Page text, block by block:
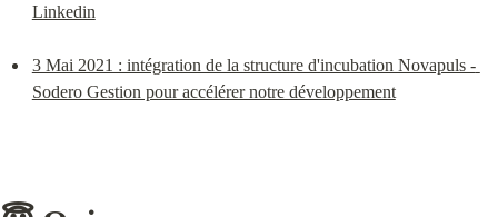
Linkedin
3 Mai 2021 : intégration de la structure d'incubation Novapuls -
Sodero Gestion pour accélérer notre développement